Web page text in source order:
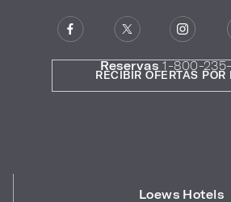
Reservas 1-800-
Loews Hotels
RECIBIR OFERTAS POR